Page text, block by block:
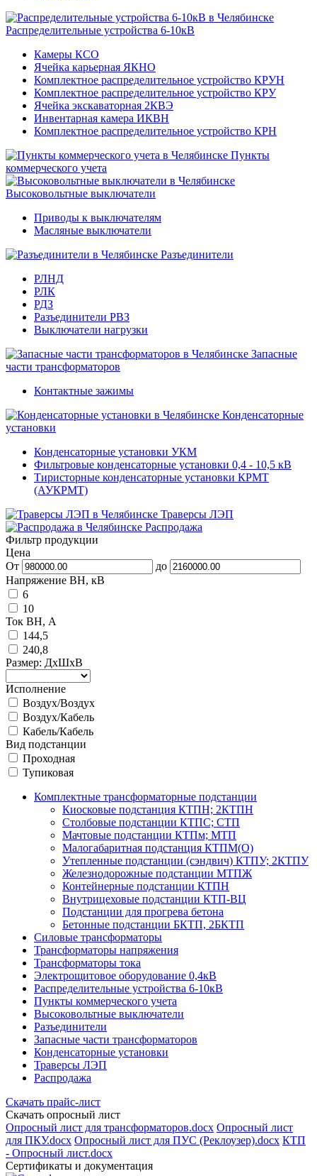
Распределительные устройства 6-10кВ
Камеры КСО
Ячейка карьерная ЯКНО
Комплектное распределительное устройство КРУН
Комплектное распределительное устройство КРУ
Ячейка экскаваторная 2КВЭ
Инвентарная камера ИКВН
Комплектное распределительное устройство КРН
Пункты
коммерческого учета
Высоковольтные выключатели
Приводы к выключателям
Масляные выключатели
Разъединители
РЛНД
РЛК
РДЗ
Разъединители РВЗ
Выключатели нагрузки
Запасные
части трансформаторов
Контактные зажимы
Конденсаторные
установки
Конденсаторные установки УКМ
Фильтровые конденсаторные установки 0,4 - 10,5 кВ
Тиристорные конденсаторные установки КРМТ
(АУКРМТ)
Траверсы ЛЭП
Распродажа
Фильтр продукции
Цена
От
до
Напряжение ВН, кВ
6
10
Ток ВН, А
144,5
240,8
Размер: ДхШхВ
Исполнение
Воздух/Воздух
Воздух/Кабель
Кабель/Кабель
Вид подстанции
Проходная
Тупиковая
Комплектные трансформаторные подстанции
Киосковые подстанция КТПН; 2КТПН
Столбовые подстанции КТПС; СТП
Мачтовые подстанции КТПм; МТП
Малогабаритная подстанция КТПМ(О)
Утепленные подстанции (сэндвич) КТПУ; 2КТПУ
Железнодорожные подстанции МТПЖ
Контейнерные подстанции КТПН
Внутрицеховые подстанции КТП-ВЦ
Подстанции для прогрева бетона
Бетонные подстанции БКТП, 2БКТП
Силовые трансформаторы
Трансформаторы напряжения
Трансформаторы тока
Электрощитовое оборудование 0,4кВ
Распределительные устройства 6-10кВ
Пункты коммерческого учета
Высоковольтные выключатели
Разъединители
Запасные части трансформаторов
Конденсаторные установки
Траверсы ЛЭП
Распродажа
Скачать прайс-лист
Скачать опросный лист
Опросный лист для трансформаторов.docx Опросный лист
для ПКУ.docx Опросный лист для ПУС (Реклоузер).docx КТП
- Опросный лист.docx
Сертификаты и документация